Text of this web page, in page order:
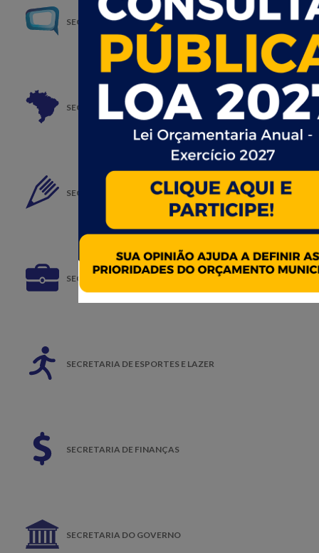
SECRETARIA DE COMUNICAÇÃO SOCIAL
SECRETARIA DE CULTURA E TURISMO
SECRETARIA DE EDUCAÇÃO
SECRETARIA DE EMPREGO E RELAÇÕES DO TRABALHO
SECRETARIA DE ESPORTES E LAZER
SECRETARIA DE FINANÇAS
SECRETARIA DO GOVERNO